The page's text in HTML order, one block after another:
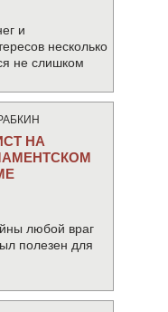
и
несколько
не слишком
НА
любой враг
полезен для